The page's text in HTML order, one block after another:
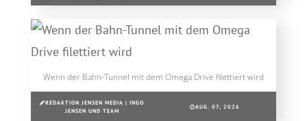
Wenn der Bahn-Tunnel mit dem Omega Drive filettiert wird
REDAKTION JENSEN MEDIA | INGO
JENSEN UND TEAM
AUG. 07, 2026